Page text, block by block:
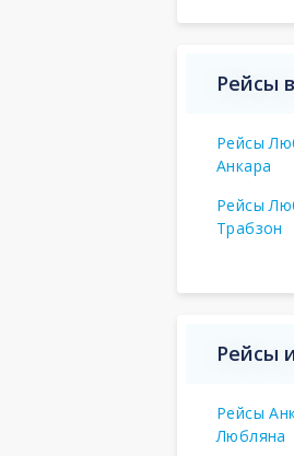
Рейсы
Рейсы
Анкара
Рейсы
Трабзон
Рейсы
Рейсы
Любляна